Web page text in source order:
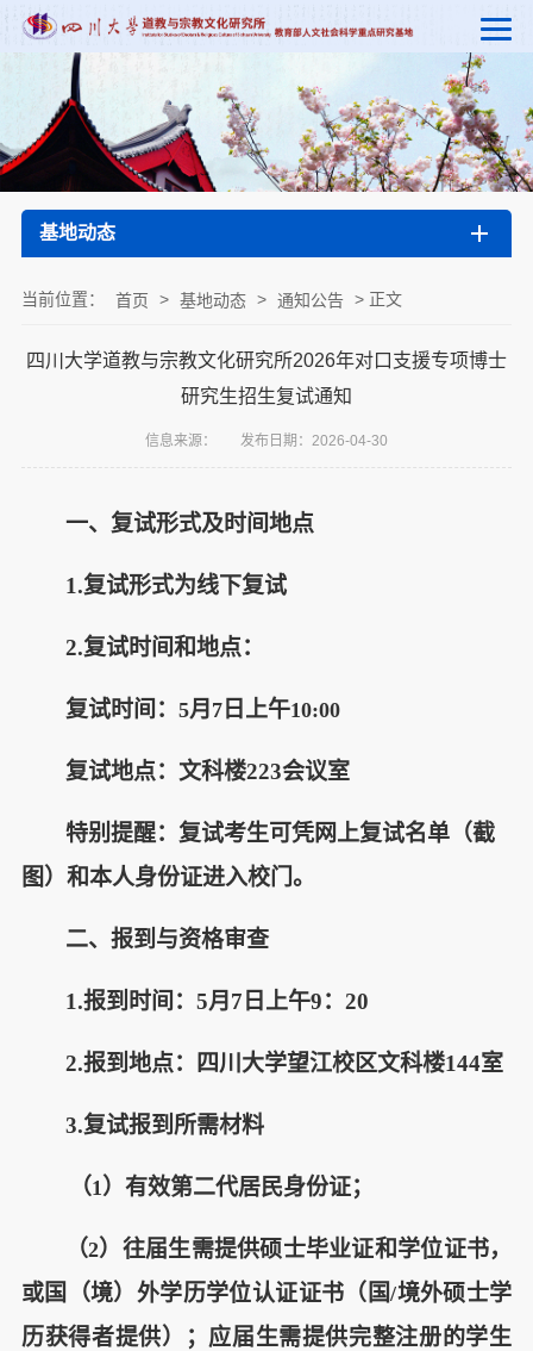
基地动态
当前位置： 首页 > 基地动态 > 通知公告 > 正文
四川大学道教与宗教文化研究所2026年对口支援专项博士
研究生招生复试通知
信息来源： 发布日期：2026-04-30
一、复试形式及时间地点
1.复试形式为线下复试
2.复试时间和地点：
复试时间： 5月 7日上午10:00
复试地点：文科楼223会议室
特别提醒：复试考生可凭网上复试名单（截
图）和本人身份证进入校门。
二、报到与资格审查
1.报到时间：5月7日上午9：20
2.报到地点：四川大学望江校区文科楼144室
3.复试报到所需材料
（1 ）有效第二代居民身份证；
（2）往届生需提供硕士毕业证和学位证书，
或国（境）外学历学位认证证书（国/境外硕士学
历获得者提供）；应届生需提供完整注册的学生